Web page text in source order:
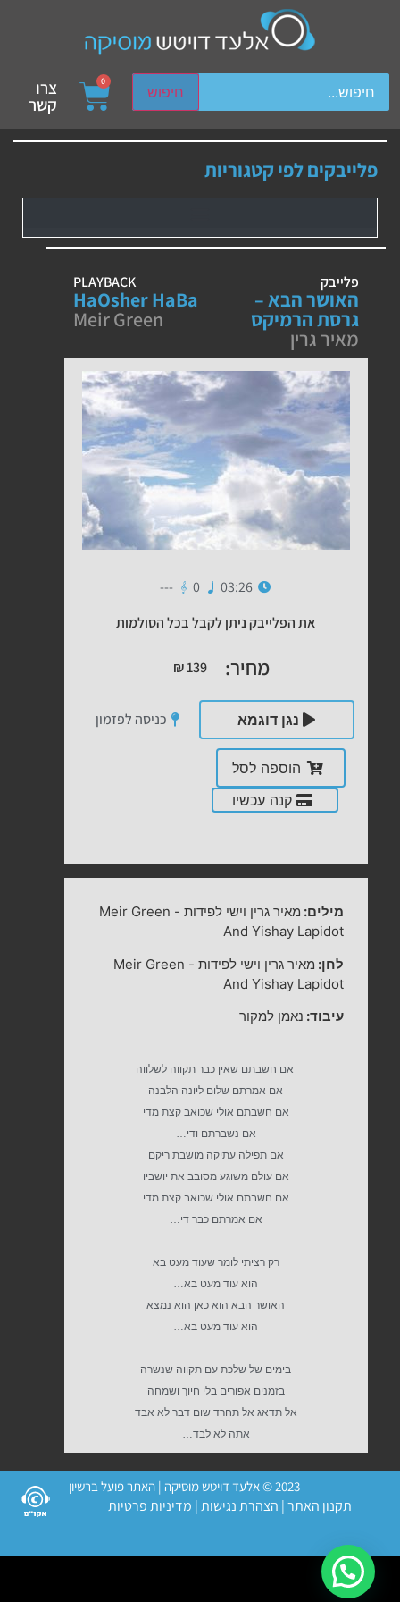
חיפוש
device users, explore by touch or with swipe gestures.
0 צרו
קשר
פלייבקים לפי קטגוריות
פלייבק
האושר הבא –
גרסת הרמיקס
מאיר גרין
PLAYBACK
HaOsher HaBa
Meir Green
03:26
0
---
את הפלייבק ניתן לקבל בכל הסולמות
מחיר: ₪139
נגן דוגמא כניסה לפזמון
הוספה לסל
קנה עכשיו
מילים: מאיר גרין וישי לפידות -
Meir Green
And Yishay Lapidot
לחן: מאיר גרין וישי לפידות -
Meir Green
And Yishay Lapidot
עיבוד: נאמן למקור
אם חשבתם שאין כבר תקווה לשלווה
אם אמרתם שלום ליונה הלבנה
אם חשבתם אולי שכואב קצת מדי
אם נשברתם ודי…
אם תפילה עתיקה מושבת ריקם
אם עולם משוגע מסובב את יושביו
אם חשבתם אולי שכואב קצת מדי
אם אמרתם כבר די…
רק רציתי לומר שעוד מעט בא
הוא עוד מעט בא…
האושר הבא הוא כאן הוא נמצא
הוא עוד מעט בא…
בימים של שלכת עם תקווה שנשרה
בזמנים אפורים בלי חיוך ושמחה
אל תדאג אל תחרד שום דבר לא אבד
אתה לא לבד…
2023 © אלעד דויטש מוסיקה | האתר פועל ברשיון
תקנון האתר| הצהרת נגישות| מדיניות פרטיות